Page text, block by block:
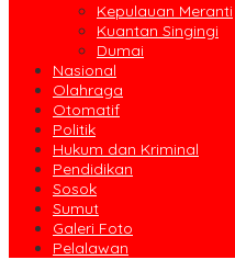
Kepulauan Meranti
Kuantan Singingi
Dumai
Nasional
Olahraga
Otomatif
Politik
Hukum dan Kriminal
Pendidikan
Sosok
Sumut
Galeri Foto
Pelalawan